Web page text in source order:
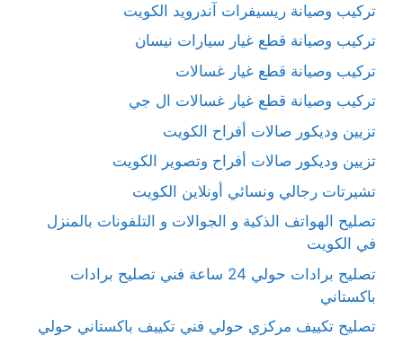
تركيب وصيانة ريسيفرات آندرويد الكويت
تركيب وصيانة قطع غيار سيارات نيسان
تركيب وصيانة قطع غيار غسالات
تركيب وصيانة قطع غيار غسالات ال جي
تزيين وديكور صالات أفراح الكويت
تزيين وديكور صالات أفراح وتصوير الكويت
تشيرتات رجالي ونسائي أونلاين الكويت
تصليح الهواتف الذكية و الجوالات و التلفونات بالمنزل
في الكويت
تصليح برادات حولي 24 ساعة فني تصليح برادات
باكستاني
تصليح تكييف مركزي حولي فني تكييف باكستاني حولي